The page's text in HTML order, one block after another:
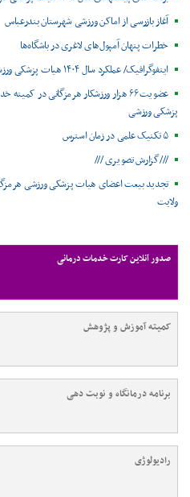
آغاز بازرسی از اماکن ورزشی شهرستان بندرعباس
خطرات پنهان آمپول‌های لاغری در باشگاه‌ها
اینفوگرافیک/ عملکرد سال ۱۴۰۴ هیات پزشکی ورزشی استان هرمزگان
عضویت ۶۶ هزار ورزشکار هرمزگانی در
پزشکی ورزشی
۵ تکنیک علمی در زمان استرس
///گزارش تصویری ///
تجدید بیعت اعضای هیات پزشکی ورزشی
ولایت
صدور آنلاین کارت خدمات درمانی
کمیته آموزش و پژوهش
برنامه درمانگاه و نوبت دهی
رادیولوژی